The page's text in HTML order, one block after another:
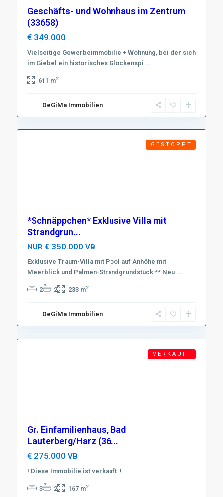
Geschäfts- und Wohnhaus im Zentrum
(33658)
€ 349.000
Vielseitige Gewerbeimmobilie + Wohnung, bei der sich
im Giebel ein historisches Glockenspi ...
611 m2
DeGiMa Immobilien
G E S T O P P T
*Schnäppchen* Exklusive Villa mit
Strandgrun...
NUR € 350.000 VB
Exklusive Traum-Villa mit Pool auf Anhöhe mit
Meerblick und Palmen-Strandgrundstück ** Neu ...
2 2 233 m2
DeGiMa Immobilien
Region
Harz
,
V E R K A U F T
Gr. Einfamilienhaus, Bad
Lauterberg/Harz (36...
€ 275.000 VB
! Diese Immobilie ist verkauft !
3 2 167 m2
Region
Harzer